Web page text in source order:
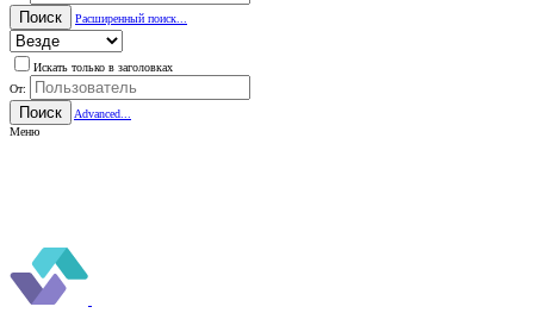
Поиск Расширенный поиск...
Искать только в заголовках
От:
Поиск
Advanced...
Меню